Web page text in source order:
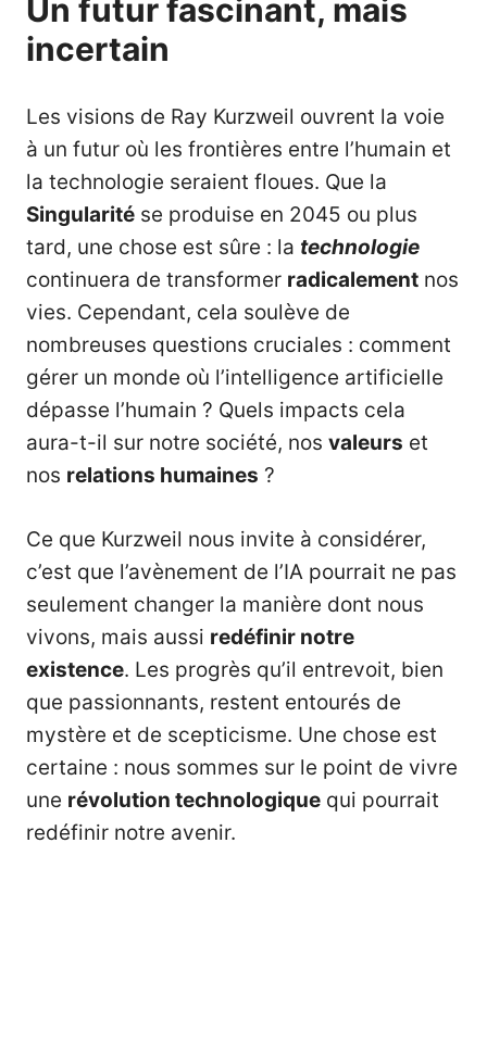
Un futur fascinant, mais
incertain
Les visions de Ray Kurzweil ouvrent la voie
à un futur où les frontières entre l’humain et
la technologie seraient floues. Que la
Singularité se produise en 2045 ou plus
tard, une chose est sûre : la technologie
continuera de transformer radicalement nos
vies. Cependant, cela soulève de
nombreuses questions cruciales : comment
gérer un monde où l’intelligence artificielle
dépasse l’humain ? Quels impacts cela
aura-t-il sur notre société, nos valeurs et
nos relations humaines ?
Ce que Kurzweil nous invite à considérer,
c’est que l’avènement de l’IA pourrait ne pas
seulement changer la manière dont nous
vivons, mais aussi redéfinir notre
existence. Les progrès qu’il entrevoit, bien
que passionnants, restent entourés de
mystère et de scepticisme. Une chose est
certaine : nous sommes sur le point de vivre
une révolution technologique qui pourrait
redéfinir notre avenir.